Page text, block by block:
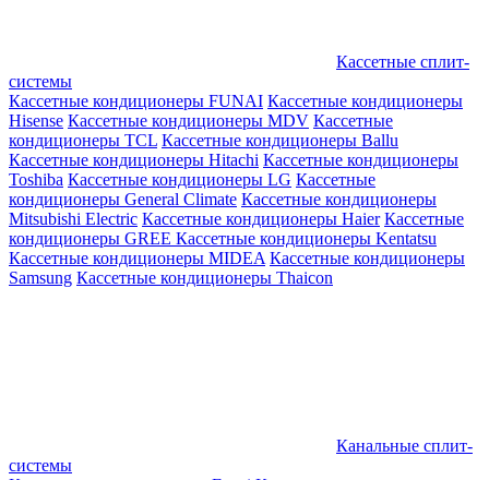
Кассетные сплит-
системы
Кассетные кондиционеры FUNAI Кассетные кондиционеры
Hisense Кассетные кондиционеры MDV Кассетные
кондиционеры TCL Кассетные кондиционеры Ballu
Кассетные кондиционеры Hitachi Кассетные кондиционеры
Toshiba Кассетные кондиционеры LG Кассетные
кондиционеры General Climate Кассетные кондиционеры
Mitsubishi Electric Кассетные кондиционеры Haier Кассетные
кондиционеры GREE Кассетные кондиционеры Kentatsu
Кассетные кондиционеры MIDEA Кассетные кондиционеры
Samsung Кассетные кондиционеры Thaicon
Канальные сплит-
системы